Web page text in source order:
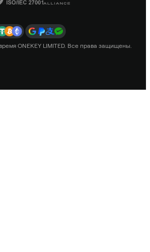
ONEKEY LIMITED. Все права защищены.